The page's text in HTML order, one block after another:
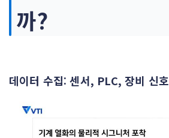
까?
데이터 수집: 센서, PLC, 장비 신호